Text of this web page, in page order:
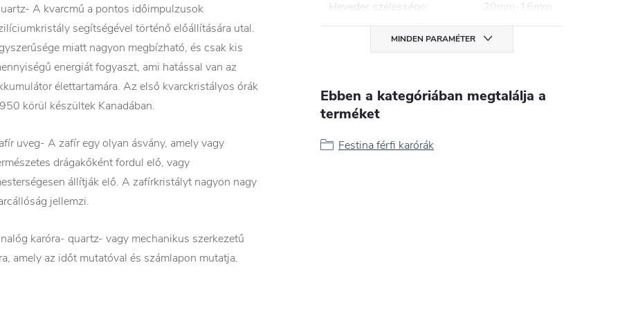
A kvarcmű a pontos időimpulzusok
segítségével történő előállítására utal.
miatt nagyon megbízható, és csak kis
energiát fogyaszt, ami hatással van az
élettartamára. Az első kvarckristályos órák
körül készültek Kanadában.
uveg- A zafír egy olyan ásvány, amely vagy
drágakőként fordul elő, vagy
állítják elő. A zafírkristályt nagyon nagy
jellemzi.
karóra- quartz- vagy mechanikus szerkezetű
amely az időt mutatóval és számlapon mutatja.
Heveder szélessége: 20mm-16mm
MINDEN PARAMÉTER
Ebben a kategóriában megtalálja a
terméket
Festina férfi karórák